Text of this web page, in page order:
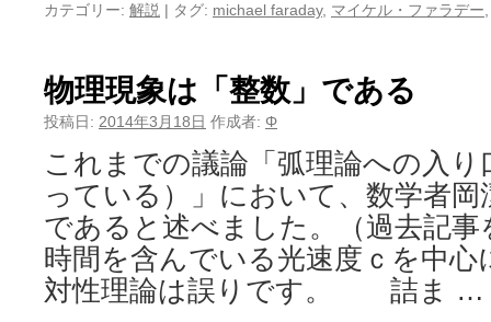
カテゴリー: 解説 | タグ: michael faraday, マイケル・ファラデー
物理現象は「整数」である
投稿日: 2014年3月18日 作成者: Φ
これまでの議論「弧理論への入り
っている）」において、数学者岡
であると述べました。（過去記
時間を含んでいる光速度ｃを中
対性理論は誤りです。 詰ま …